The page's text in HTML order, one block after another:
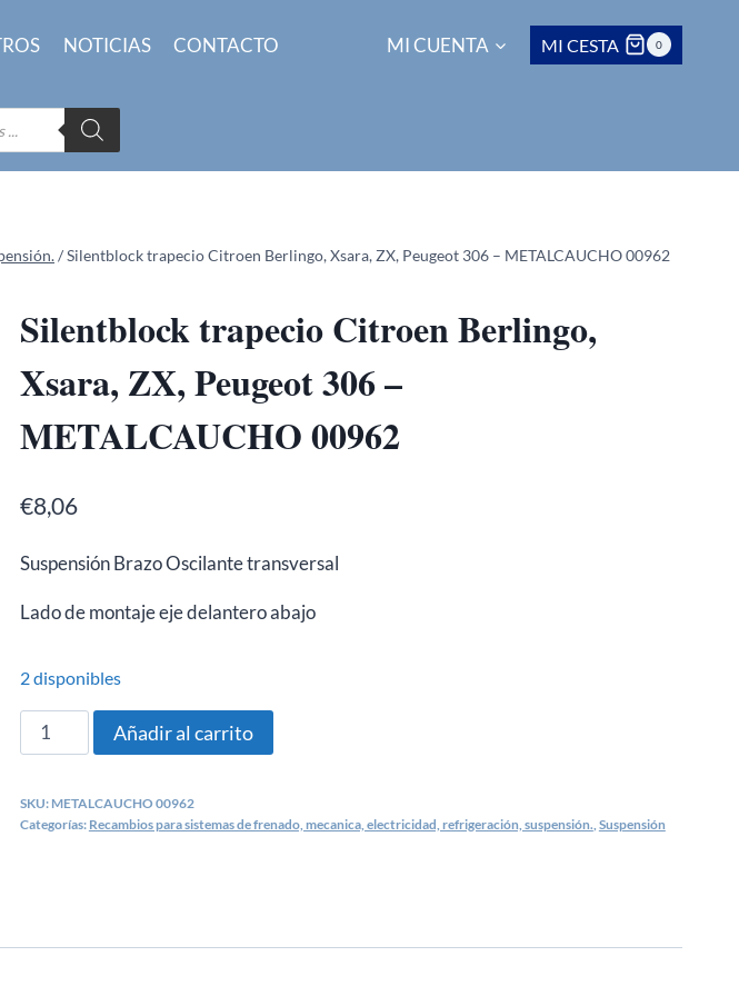
NOTICIAS CONTACTO MI CUENTA MI CESTA 0
/Silentblock trapecio Citroen Berlingo, Xsara, ZX, Peugeot 306 – METALCAUCHO 00962
Silentblock trapecio Citroen Berlingo,
Xsara, ZX, Peugeot 306 –
METALCAUCHO 00962
€8,06
Suspensión Brazo Oscilante transversal
Lado de montaje eje delantero abajo
2 disponibles
Silentblock
trapecio
Berlingo,
Añadir al carrito
SKU: METALCAUCHO 00962
Categorías: Recambios para sistemas de frenado, mecanica, electricidad, refrigeración, suspensión. Suspensión